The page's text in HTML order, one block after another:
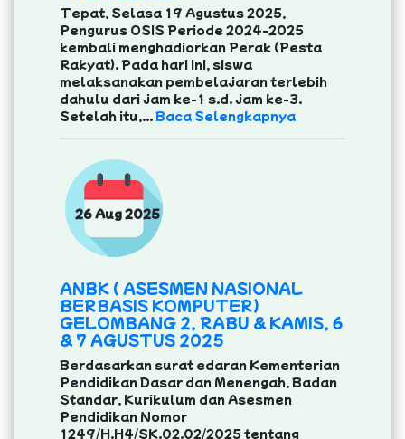
Tepat, Selasa 19 Agustus 2025,
Pengurus OSIS Periode 2024-2025
kembali menghadiorkan Perak (Pesta
Rakyat). Pada hari ini, siswa
melaksanakan pembelajaran terlebih
dahulu dari jam ke-1 s.d. jam ke-3.
Setelah itu,...Baca Selengkapnya
26 Aug 2025
ANBK ( ASESMEN NASIONAL
BERBASIS KOMPUTER)
GELOMBANG 2, RABU & KAMIS, 6
& 7 AGUSTUS 2025
Berdasarkan surat edaran Kementerian
Pendidikan Dasar dan Menengah, Badan
Standar, Kurikulum dan Asesmen
Pendidikan Nomor
1249/H.H4/SK.02.02/2025 tentang